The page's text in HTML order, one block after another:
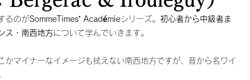
るのがSommeTimes’ Académieシリーズ。 初心者から中級者ま
ス・南西地方について学んでいきます。
かマイナーなイメージも拭えない南西地方ですが、昔から名ワイ